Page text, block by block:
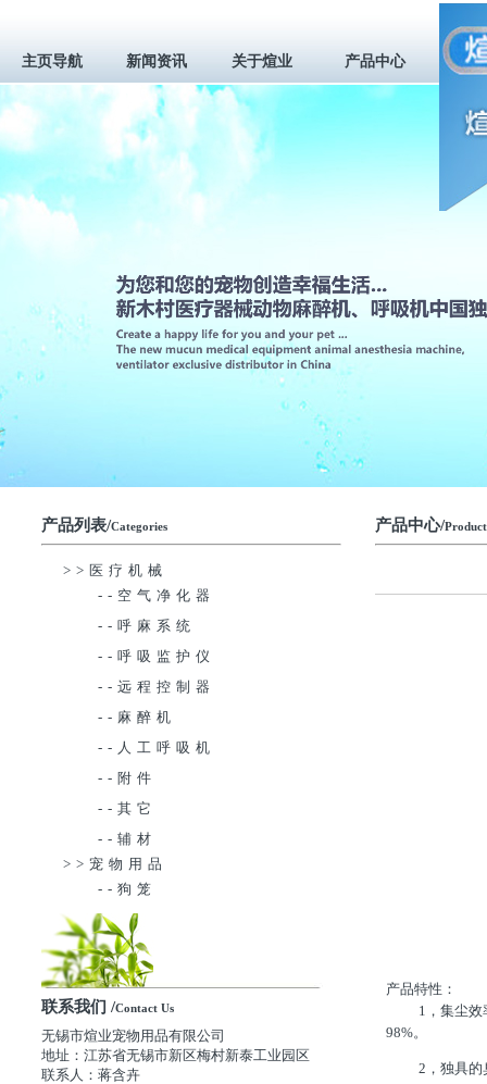
主页导航 新闻资讯 关于煊业 产品中心
产品列表/Categories
>>医疗机械
--空气净化器
--呼麻系统
--呼吸监护仪
--远程控制器
--麻醉机
--人工呼吸机
--附件
--其它
--辅材
>>宠物用品
--狗笼
联系我们 /Contact Us
无锡市煊业宠物用品有限公司
地址：江苏省无锡市新区梅村新泰工业园区
联系人：蒋含卉
产品中心/
产品特性：
1，集尘效率
98%。
2，独具的臭